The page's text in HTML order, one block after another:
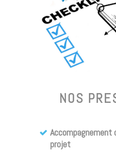
NOS
projet